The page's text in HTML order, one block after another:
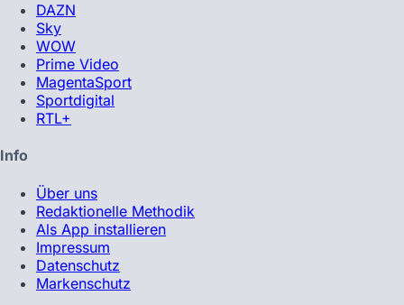
DAZN
Sky
WOW
Prime Video
MagentaSport
Sportdigital
RTL+
Info
Über uns
Redaktionelle Methodik
Als App installieren
Impressum
Datenschutz
Markenschutz